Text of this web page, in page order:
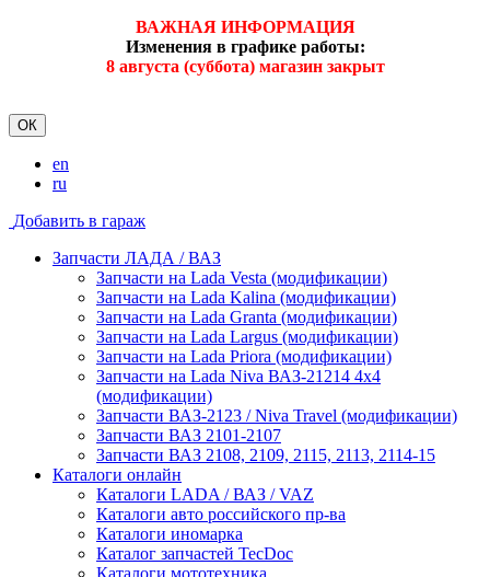
ВАЖНАЯ ИНФОРМАЦИЯ
Изменения в графике работы:
8 августа (суббота) магазин закрыт
ОК
en
ru
Добавить в гараж
Запчасти ЛАДА / ВАЗ
Запчасти на Lada Vesta (модификации)
Запчасти на Lada Kalina (модификации)
Запчасти на Lada Granta (модификации)
Запчасти на Lada Largus (модификации)
Запчасти на Lada Priora (модификации)
Запчасти на Lada Niva ВАЗ-21214 4x4
(модификации)
Запчасти ВАЗ-2123 / Niva Travel (модификации)
Запчасти ВАЗ 2101-2107
Запчасти ВАЗ 2108, 2109, 2115, 2113, 2114-15
Каталоги онлайн
Каталоги LADA / ВАЗ / VAZ
Каталоги авто российского пр-ва
Каталоги иномарка
Каталог запчастей TecDoc
Каталоги мототехника